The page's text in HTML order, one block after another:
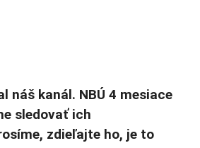
náš kanál. NBÚ 4 mesiace
sledovať ich
zdieľajte ho, je to